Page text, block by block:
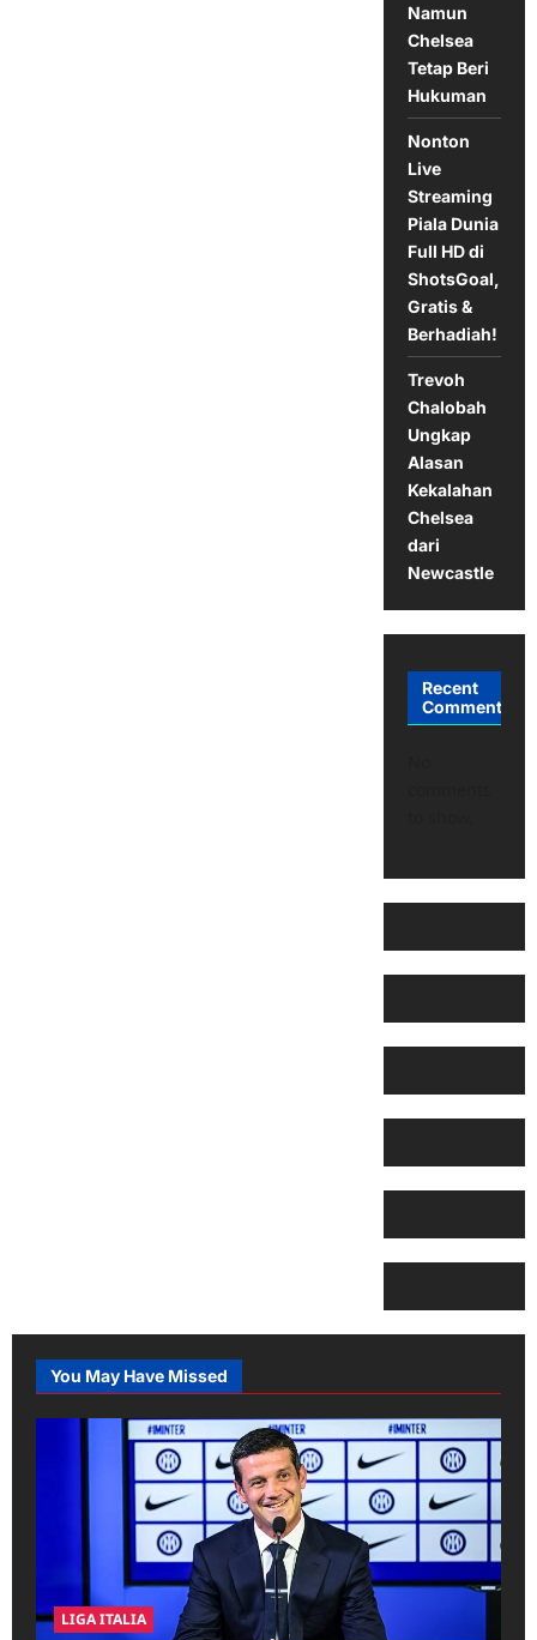
Namun
Chelsea
Tetap Beri
Hukuman
Nonton
Live
Streaming
Piala Dunia
Full HD di
ShotsGoal,
Gratis &
Berhadiah!
Trevoh
Chalobah
Ungkap
Alasan
Kekalahan
Chelsea
dari
Newcastle
Recent
Comments
You May Have Missed
LIGA ITALIA